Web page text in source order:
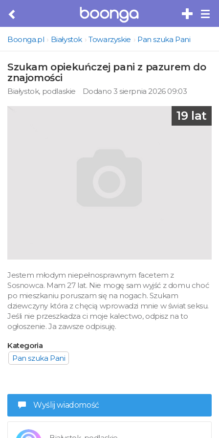
Boonga.pl
Białystok Towarzyskie Pan szuka Pani
Szukam opiekuńczej pani z pazurem do
znajomości
Białystok, podlaskie Dodano 3 sierpnia 2026 09:03
19 lat
Jestem młodym niepełnosprawnym facetem z
Sosnowca. Mam 27 lat. Nie mogę sam wyjść z domu choć
po mieszkaniu poruszam się na nogach. Szukam
dziewczyny która z chęcią wprowadzi mnie w świat seksu.
Jeśli nie przeszkadza ci moje kalectwo, odpisz na to
ogłoszenie. Ja zawsze odpisuję.
Kategoria
Pan szuka Pani
Wyślij wiadomość